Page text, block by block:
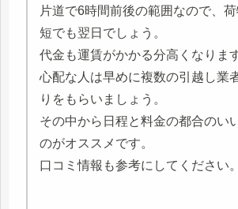
片道で6時間前後の範囲なので、
短でも翌日でしょう。
代金も運賃がかかる分高くなります
心配な人は早めに複数の引越し業
りをもらいましょう。
その中から日程と料金の都合のい
のがオススメです。
口コミ情報も参考にしてください。